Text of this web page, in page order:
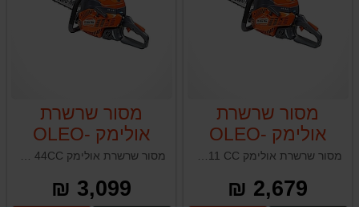
מסור שרשרת
אולימק OLEO-
MAC GS411
40CC
2,679 ₪
מסור שרשרת
אולימק OLEO-
MAC GS451
44CC
3,099 ₪